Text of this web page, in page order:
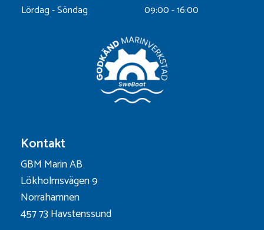
Lördag - Söndag
09:00 - 16:00
Kontakt
GBM Marin AB
Lökholmsvägen 9
Norrahamnen
457 73 Havstenssund